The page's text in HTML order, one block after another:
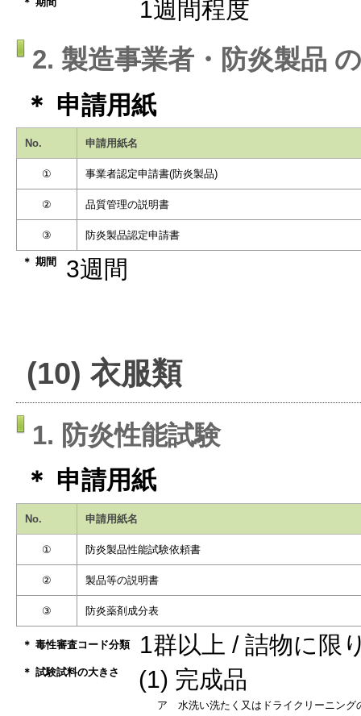
1週間程度
2. 製造事業者・防炎製品
＊ 申請用紙
No. 申請用紙名
① 事業者認定申請書(防炎製品)
② 品質管理の説明書
③ 防炎製品認定申請書
＊ 期間 3週間
(10) 衣服類
1. 防炎性能試験
＊ 申請用紙
No. 申請用紙名
① 防炎製品性能試験依頼書
② 製品等の説明書
③ 防炎薬剤成分表
＊ 毒性審査コード分類 1群以上 / 詰物に限
＊ 試験試料の大きさ (1) 完成品
ア 水洗い洗たく又はドライクリーニング